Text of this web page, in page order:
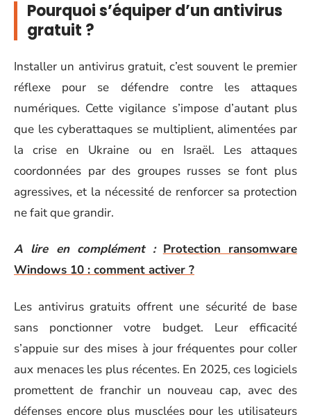
Pourquoi s’équiper d’un antivirus
gratuit ?
Installer un antivirus gratuit, c’est souvent le premier
réflexe pour se défendre contre les attaques
numériques. Cette vigilance s’impose d’autant plus
que les cyberattaques se multiplient, alimentées par
la crise en Ukraine ou en Israël. Les attaques
coordonnées par des groupes russes se font plus
agressives, et la nécessité de renforcer sa protection
ne fait que grandir.
A lire en complément : Protection ransomware
Windows 10 : comment activer ?
Les antivirus gratuits offrent une sécurité de base
sans ponctionner votre budget. Leur efficacité
s’appuie sur des mises à jour fréquentes pour coller
aux menaces les plus récentes. En 2025, ces logiciels
promettent de franchir un nouveau cap, avec des
défenses encore plus musclées pour les utilisateurs